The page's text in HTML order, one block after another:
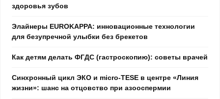
здоровья зубов
Элайнеры EUROKAPPA: инновационные технологии
для безупречной улыбки без брекетов
Как детям делать ФГДС (гастроскопию): советы врачей
Синхронный цикл ЭКО и micro-TESE в центре «Линия
жизни»: шанс на отцовство при азооспермии